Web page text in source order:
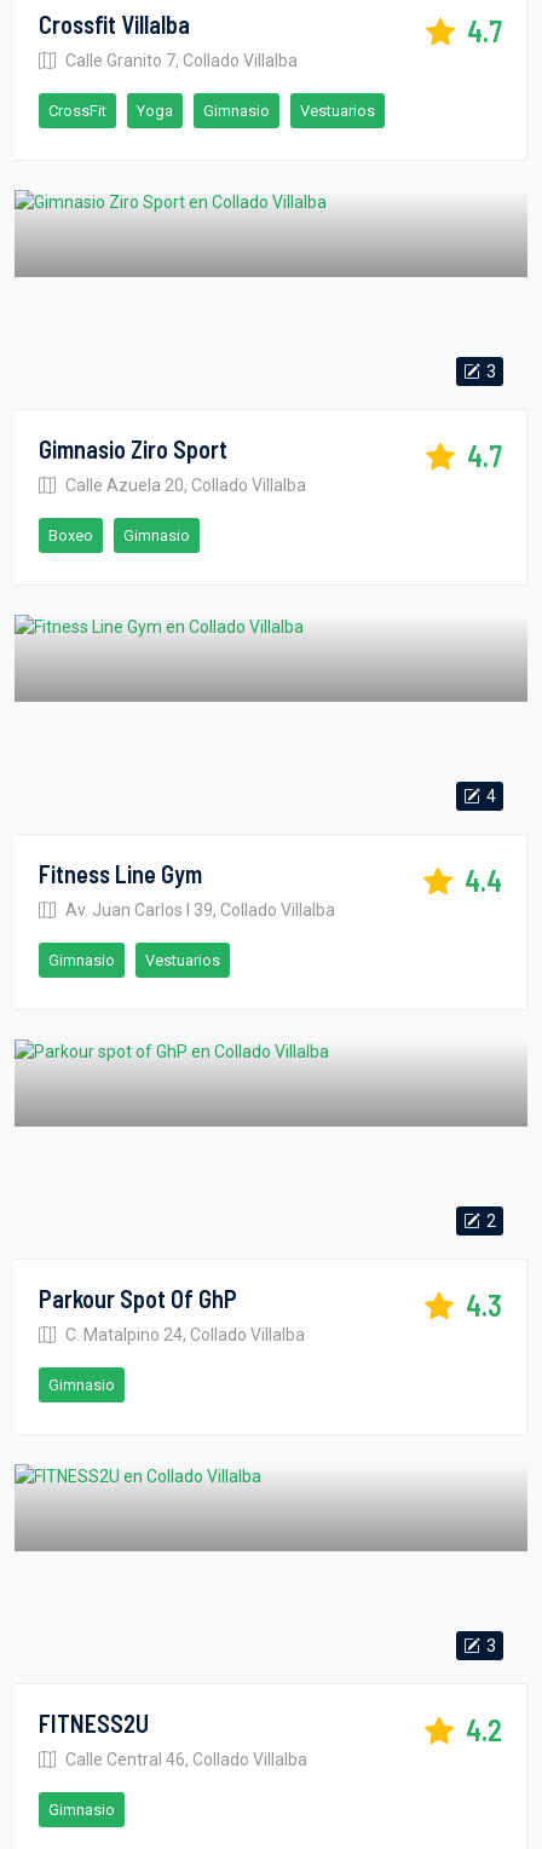
Crossfit Villalba
Calle Granito 7, Collado Villalba
4.7
CrossFit Yoga Gimnasio Vestuarios
3
Gimnasio Ziro Sport
Calle Azuela 20, Collado Villalba
4.7
Boxeo Gimnasio
4
Fitness Line Gym
Av. Juan Carlos I 39, Collado Villalba
4.4
Gimnasio Vestuarios
2
Parkour Spot Of GhP
C. Matalpino 24, Collado Villalba
4.3
Gimnasio
3
FITNESS2U
Calle Central 46, Collado Villalba
4.2
Gimnasio